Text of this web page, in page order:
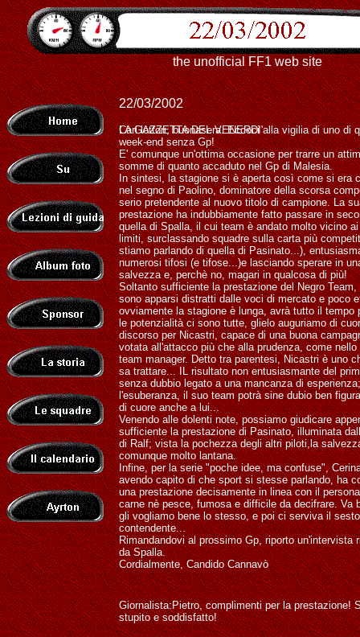
the unofficial FF1 web site
22/03/2002
LA GAZZETTA DEL VENERDI'
Cari lettori, buonasera. Eccoci alla vigilia di uno di
week-end senza Gp!
E' comunque un'ottima occasione per trarre un
somme di quanto accaduto nel Gp di Malesia.
In sintesi, la stagione si è aperta così come si era
nel segno di Paolino, dominatore della scorsa
serio pretendente al nuovo titolo di campione. La
prestazione ha indubbiamente fatto passare in
quella di Spalla, il cui team è andato molto vicino ai
limiti, surclassando squadre sulla carta più
stiamo parlando di quella di Pasinato...),
numerosi tifosi (e tifose...)e lasciando sperare in
salvezza e, perchè no, magari in qualcosa di più!
Soltanto sufficiente la prestazione del Negro
sono apparsi distratti dalle voci di mercato e poco
ovviamente la stagione è lunga, avrà tutto il tempo
le potenzialità ci sono tutte, glielo auguriamo di
discorso per Nicastri, capace di una buona
votata all'attacco più che alla prudenza, come
team manager. Detto tra parentesi, Nicastri è uno
sa trattare... IL risultato non entusiasmante del
senza dubbio legato a una mancanza di
l'esuberanza, il suo team potrà sine dubio ben
di cuore anche a lui...
Venendo alle dolenti note, possiamo giudicare
sufficiente la prestazione di Pasinato, illuminata
di Ralf; vista la pochezza degli altri piloti,la
comunque molto lantana.
Infine, per la serie "poche idee, ma confuse",
avendo capito di che sport si stesse parlando, ha
una prestazione decisamente in linea con il
carne nè pesce, fumosa e difficile da decifrare. Va
gli vogliamo bene lo stesso, e poi ci serviva il sesto
contendente...
Rimandandovi al prossimo Gp, riporto un'intervista
da Spalla.
Cordialmente, Candido Cannavò
Giornalista:Pietro, complimenti per la prestazione!
stupito e soddisfatto!